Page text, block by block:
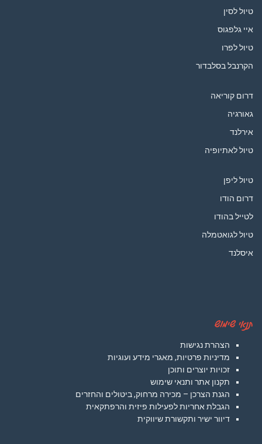
טיול לסין
איי גלפגוס
טיול לפרו
הקרנבל בסלבדור
דרום קוריאה
גאורגיה
אירלנד
טיול לאתיופיה
טיול ליפן
דרום הודו
לטייל בהודו
טיול לגואטמלה
איסלנד
תנאי שימוש
הצהרת נגישות
מדיניות פרטיות, מאגרי מידע ועוגיות
זכויות יוצרים ותוכן
תקנון אתר ותנאי שימוש
הגנת הצרכן – מכירה מרחוק, ביטולים והחזרים
הגבלת אחריות לפעילות פיזית והרפתקאית
דיוור ישיר ותקשורת שיווקית